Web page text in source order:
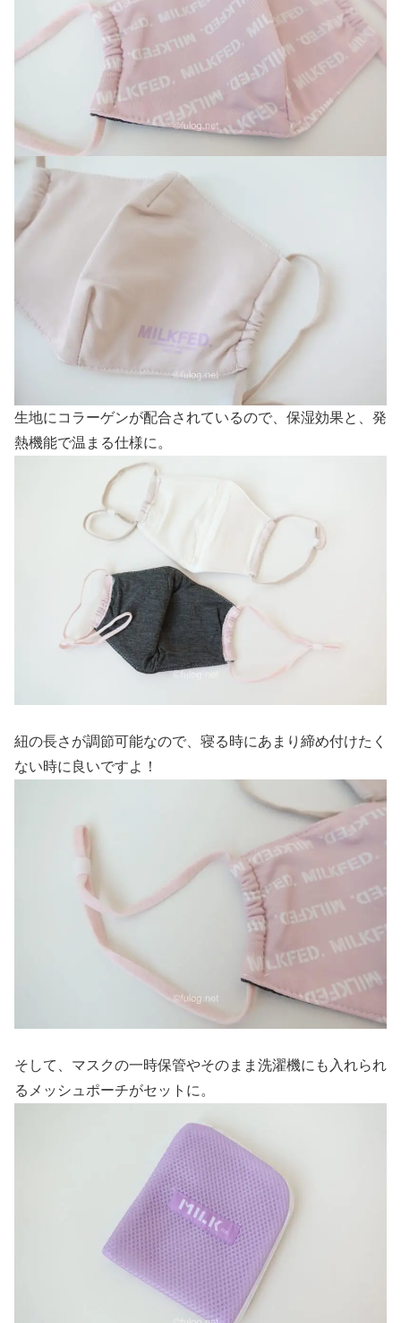
生地にコラーゲンが配合されているので、保湿効果と、発
熱機能で温まる仕様に。
紐の長さが調節可能なので、寝る時にあまり締め付けたく
ない時に良いですよ！
そして、マスクの一時保管やそのまま洗濯機にも入れられ
るメッシュポーチがセットに。